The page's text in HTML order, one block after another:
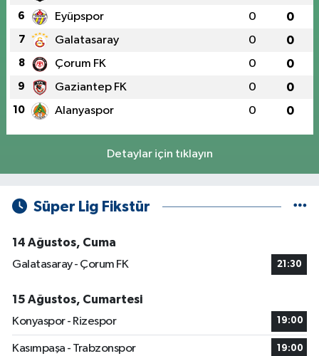
6 Eyüpspor 0 0
7 Galatasaray 0 0
8 Çorum FK 0 0
9 Gaziantep FK 0 0
10 Alanyaspor 0 0
Detaylar için tıklayın
Süper Lig Fikstür
14 Ağustos, Cuma
Galatasaray - Çorum FK
21:30
15 Ağustos, Cumartesi
Konyaspor - Rizespor
19:00
Kasımpaşa - Trabzonspor 19:00